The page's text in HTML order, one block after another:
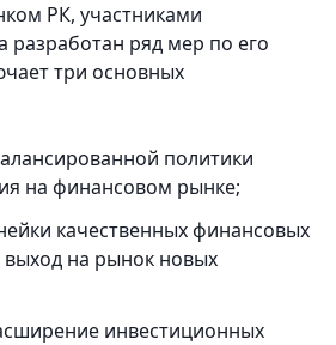
РК, участниками
разработан ряд мер по его
три основных
политики
на финансовом рынке;
качественных финансовых
выход на рынок новых
инвестиционных